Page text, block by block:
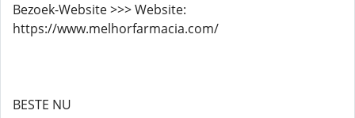
Bezoek-Website >>> Website:
https://www.melhorfarmacia.com/
BESTE NU